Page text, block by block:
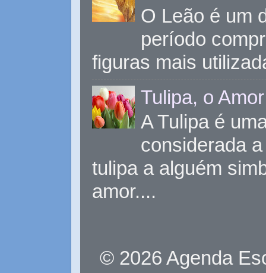
O Leão é um
período
figuras mais
Tulipa, o
A Tulipa é
considerada
tulipa a alguém
amor....
© 2026 Agenda